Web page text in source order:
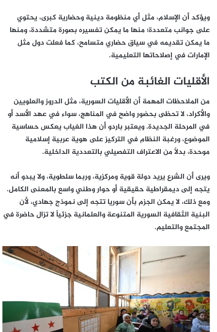
ويؤكد أن الإسلام، مثل أي منظومة دينية وحضارية كبرى، يحتوي
على جوانب متعددة؛ منها ما يمكن تفسيره بصورة متشددة، ومنها
ما يمكن تقديمه في سياق حضاري متسامح، كما فعلت دول مثل
الإمارات في إصلاحاتها التعليمية.
الأقليات الغائبة من الكتب
من الملاحظات المهمة أن الأقليات السورية، مثل الدروز والعلويين
والأكراد، لا تحظى بحضور واضح في المناهج، سواء في عهد الأسد أو
في المرحلة الجديدة. ويعتبر باردو أن هذا الغياب يعكس حساسية
الموضوع، ورغبة النظام في التركيز على هوية عربية إسلامية
موحدة، بدلاً من الاعتراف التفصيلي بالتعددية الداخلية.
ويرى أن الشرع يريد دولة قوية ومركزية، وربما سلطوية، ولا يبدو أنه
يتجه إلى ديمقراطية حقيقية أو حوار وطني واسع بالمعنى الكامل.
ومع ذلك، لا يمكن الجزم بأن سوريا تتجه إلى نموذج جهادي، لأن
البنية الثقافية السورية المتنوعة والعلمانية جزئياً لا تزال حاضرة في
المجتمع والتعليم.